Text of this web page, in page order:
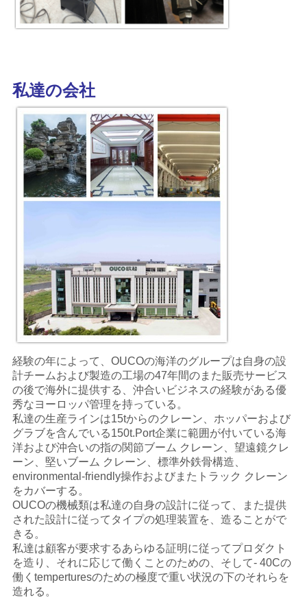
私達の会社
経験の年によって、OUCOの海洋のグループは自身の設
計チームおよび製造の工場の47年間のまた販売サービス
の後で海外に提供する、沖合いビジネスの経験がある優
秀なヨーロッパ管理を持っている。
私達の生産ラインは15tからのクレーン、ホッパーおよび
グラブを含んでいる150t.Port企業に範囲が付いている海
洋および沖合いの指の関節ブーム クレーン、望遠鏡クレ
ーン、堅いブーム クレーン、標準外鉄骨構造、
environmental-friendly操作およびまたトラック クレーン
をカバーする。
OUCOの機械類は私達の自身の設計に従って、また提供
された設計に従ってタイプの処理装置を、造ることがで
きる。
私達は顧客が要求するあらゆる証明に従ってプロダクト
を造り、それに応じて働くことのための、そして- 40Cの
働くtemperturesのための極度で重い状況の下のそれらを
造れる。